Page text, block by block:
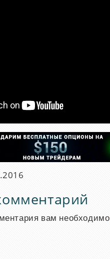
вам необходимо